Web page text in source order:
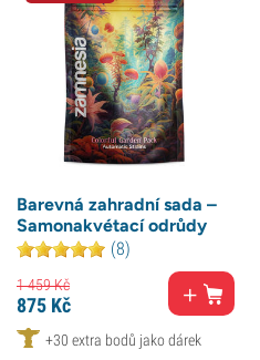
Barevná zahradní sada –
Samonakvétací odrůdy
(8)
1 459Kč
875 Kč
+30 extra bodů jako dárek